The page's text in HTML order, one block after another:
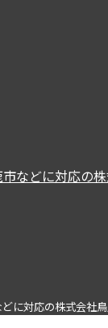
に対応の株式会社